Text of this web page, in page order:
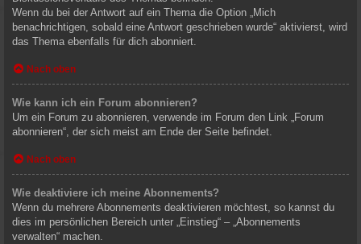
Wenn du bei der Antwort auf ein Thema die Option „Mich
benachrichtigen, sobald eine Antwort geschrieben wurde“ aktivierst, wird
das Thema ebenfalls für dich abonniert.
Nach oben
Wie kann ich ein Forum abonnieren?
Um ein Forum zu abonnieren, verwende im Forum den Link „Forum
abonnieren“, der sich meist am Ende der Seite befindet.
Nach oben
Wie deaktiviere ich meine Abonnements?
Wenn du mehrere Abonnements deaktivieren möchtest, so kannst du
dies im persönlichen Bereich unter „Einstieg“ – „Abonnements
verwalten“ machen.